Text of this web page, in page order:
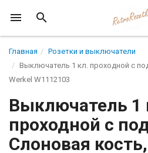
Главная
Розетки и выключатели
Выключатель 1 кл. проходной с
Werkel W1112103
Выключатель 1
проходной с
Слоновая